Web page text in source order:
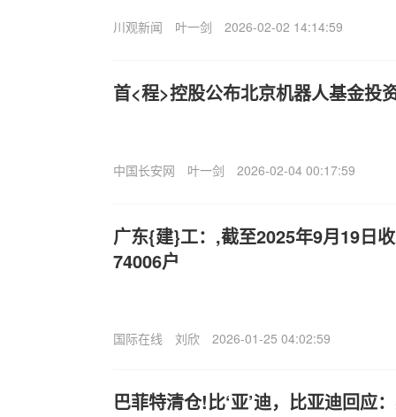
川观新闻 叶一剑 2026-02-02 14:14:59
首<程>控股公布北京机器人基金投
中国长安网 叶一剑 2026-02-04 00:17:59
广东{建}工：,截至2025年9月19日
74006户
国际在线 刘欣 2026-01-25 04:02:59
巴菲特清仓!比‘亚’迪，比亚迪回应